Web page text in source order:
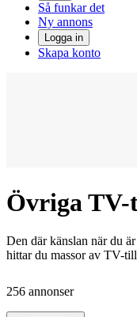
Så funkar det
Ny annons
Logga in
Skapa konto
Övriga
Den där känslan när du
hittar du massor av TV-
256 annonser